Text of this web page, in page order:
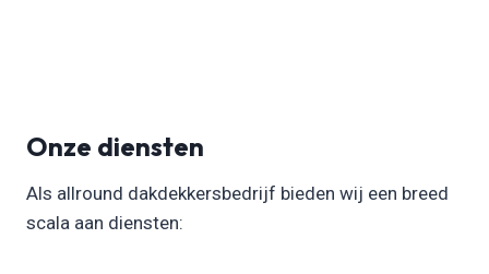
Onze diensten
Als allround dakdekkersbedrijf bieden wij een breed
scala aan diensten: